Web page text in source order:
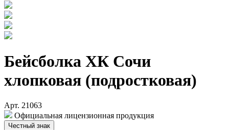
Бейсболка ХК Сочи
хлопковая (подростковая)
Арт. 21063
Официальная лицензионная продукция
Честный знак